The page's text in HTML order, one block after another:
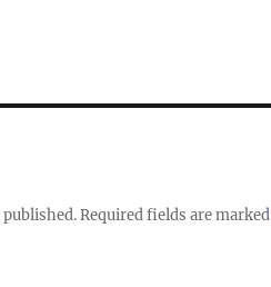
Required fields are marked